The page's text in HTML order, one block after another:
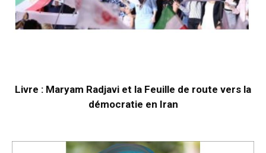
Livre : Maryam Radjavi et la Feuille de route vers la
démocratie en Iran